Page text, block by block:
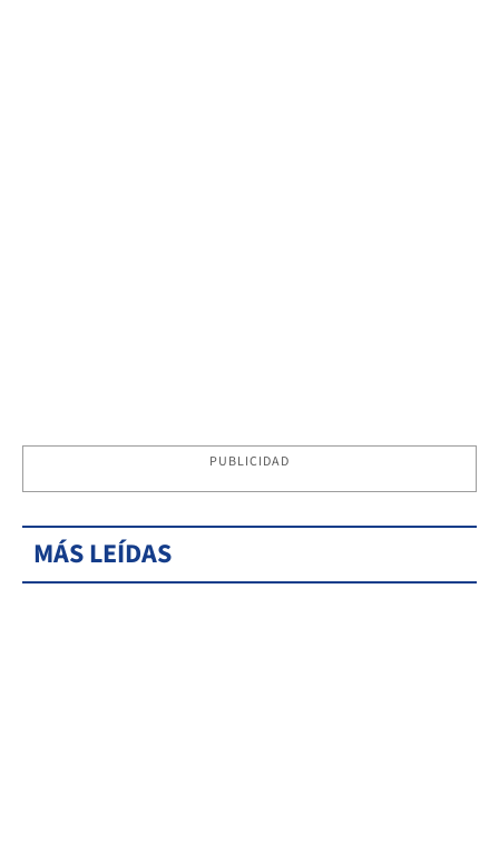
PUBLICIDAD
MÁS LEÍDAS